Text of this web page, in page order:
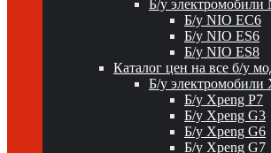
Б/у электромобили
Б/у NIO EC6
Б/у NIO ES6
Б/у NIO ES8
Каталог цен на все б/у
Б/у электромобили
Б/у Xpeng P7
Б/у Xpeng G3
Б/у Xpeng G6
Б/у Xpeng G7